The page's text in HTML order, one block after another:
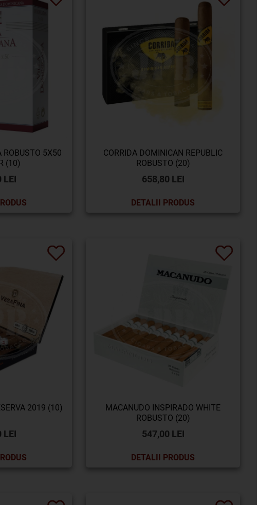
ROBUSTO 5X50
(10)
LEI
CORRIDA DOMINICAN REPUBLIC
ROBUSTO (20)
658,80 LEI
DETALII PRODUS
2019 (10)
LEI
MACANUDO INSPIRADO WHITE
ROBUSTO (20)
547,00 LEI
DETALII PRODUS